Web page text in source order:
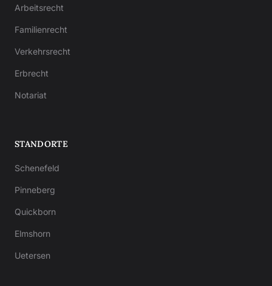
Arbeitsrecht
Familienrecht
Verkehrsrecht
Erbrecht
Notariat
STANDORTE
Schenefeld
Pinneberg
Quickborn
Elmshorn
Uetersen